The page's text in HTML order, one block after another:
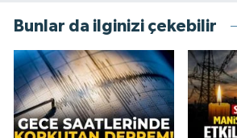
Bunlar da ilginizi çekebilir